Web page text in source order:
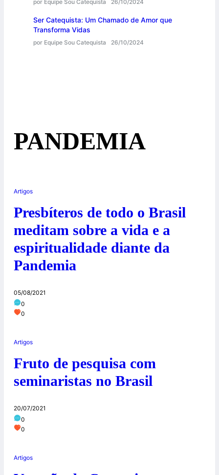
por Equipe Sou Catequista 26/10/2024
Ser Catequista: Um Chamado de Amor que
Transforma Vidas
por Equipe Sou Catequista 26/10/2024
PANDEMIA
Artigos
Presbíteros de todo o Brasil
meditam sobre a vida e a
espiritualidade diante da
Pandemia
05/08/2021
0
0
Artigos
Fruto de pesquisa com
seminaristas no Brasil
20/07/2021
0
0
Artigos